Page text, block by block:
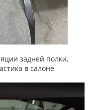
задней полки,
в салоне